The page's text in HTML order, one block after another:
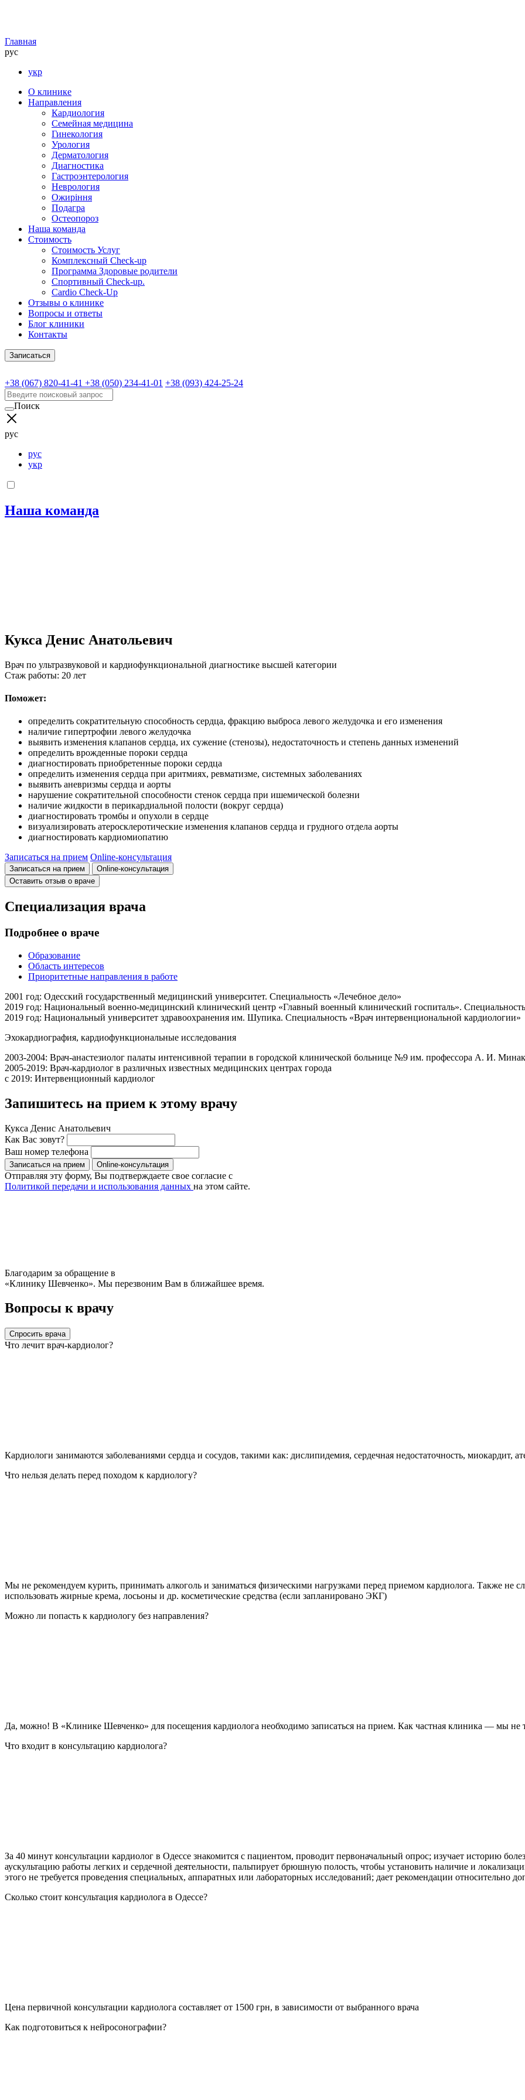
Главная
рус
укр
О клинике
Направления
Кардиология
Семейная медицина
Гинекология
Урология
Дерматология
Диагностика
Гастроэнтерология
Неврология
Ожиріння
Подагра
Остеопороз
Наша команда
Стоимость
Стоимость Услуг
Комплексный Check-up
Программа Здоровые родители
Спортивный Check-up.
Cardio Check-Up
Отзывы о клинике
Вопросы и ответы
Блог клиники
Контакты
Записаться
+38 (067) 820-41-41 +38 (050) 234-41-01 +38 (093) 424-25-24
Поиск
рус
рус
укр
Наша команда
Кукса Денис Анатольевич
Врач по ультразвуковой и кардиофункциональной диагностике высшей категории
Стаж работы: 20 лет
Поможет:
определить сократительную способность сердца, фракцию выброса левого желудочка и его изменения
наличие гипертрофии левого желудочка
выявить изменения клапанов сердца, их сужение (стенозы), недостаточность и степень данных изменений
определить врожденные пороки сердца
диагностировать приобретенные пороки сердца
определить изменения сердца при аритмиях, ревматизме, системных заболеваниях
выявить аневризмы сердца и аорты
нарушение сократительной способности стенок сердца при ишемической болезни
наличие жидкости в перикардиальной полости (вокруг сердца)
диагностировать тромбы и опухоли в сердце
визуализировать атеросклеротические изменения клапанов сердца и грудного отдела аорты
диагностировать кардиомиопатию
Записаться на прием Online-консультация
Записаться на прием
Online-консультация
Оставить отзыв о враче
Специализация врача
Подробнее о враче
Образование
Область интересов
Приоритетные направления в работе
2001 год: Одесский государственный медицинский университет. Специальность «Лечебное дело»
2019 год: Национальный военно-медицинский клинический центр «Главный военный клинический госпиталь».
2019 год: Национальный университет здравоохранения им. Шупика. Специальность «Врач интервенциональной кардиологии»
Эхокардиография, кардиофункциональные исследования
2003-2004: Врач-анастезиолог палаты интенсивной терапии в городской клинической больнице №9 им. профессора А. И.
2005-2019: Врач-кардиолог в различных известных медицинских центрах города
с 2019: Интервенционный кардиолог
Запишитесь на прием к этому врачу
Кукса Денис Анатольевич
Как Вас зовут?
Ваш номер телефона
Записаться на прием Online-консультация
Отправляя эту форму, Вы подтверждаете свое согласие с
Политикой передачи и использования данных на этом сайте.
Благодарим за обращение в
«Клинику Шевченко». Мы перезвоним Вам в ближайшее время.
Вопросы к врачу
Спросить врача
Что лечит врач-кардиолог?
Кардиологи занимаются заболеваниями сердца и сосудов, такими как: дислипидемия, сердечная недостаточность, миокардит,
Что нельзя делать перед походом к кардиологу?
Мы не рекомендуем курить, принимать алкоголь и заниматься физическими нагрузками перед приемом кардиолога. Также не
использовать жирные крема, лосьоны и др. косметические средства (если запланировано ЭКГ)
Можно ли попасть к кардиологу без направления?
Да, можно! В «Клинике Шевченко» для посещения кардиолога необходимо записаться на прием. Как частная клиника — мы не
Что входит в консультацию кардиолога?
За 40 минут консультации кардиолог в Одессе знакомится с пациентом, проводит первоначальный опрос; изучает историю
аускультацию работы легких и сердечной деятельности, пальпирует брюшную полость, чтобы установить наличие и
этого не требуется проведения специальных, аппаратных или лабораторных исследований; дает рекомендации относительно
Сколько стоит консультация кардиолога в Одессе?
Цена первичной консультации кардиолога составляет от 1500 грн, в зависимости от выбранного врача
Как подготовиться к нейросонографии?